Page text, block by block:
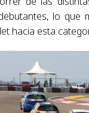
lo que
hacia esta